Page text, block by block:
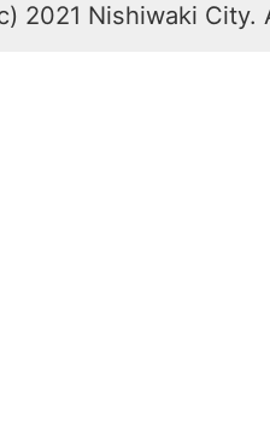
2021 Nishiwaki City.